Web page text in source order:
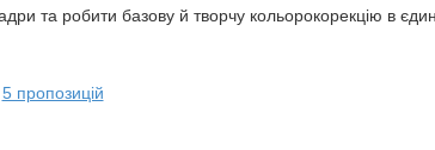
та робити базову й творчу кольорокорекцію в
5 пропозицій